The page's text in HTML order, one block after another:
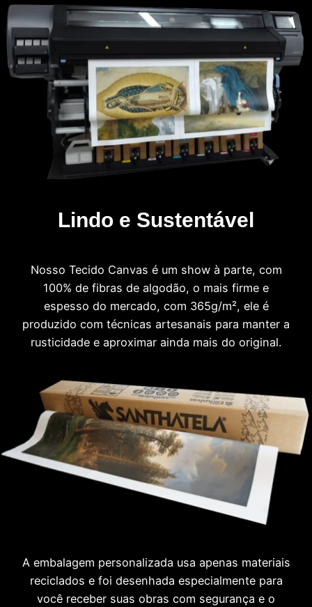
Lindo e Sustentável
Nosso Tecido Canvas é um show à parte, com
100% de fibras de algodão, o mais firme e
espesso do mercado, com 365g/m², ele é
produzido com técnicas artesanais para manter a
rusticidade e aproximar ainda mais do original.
A embalagem personalizada usa apenas materiais
reciclados e foi desenhada especialmente para
você receber suas obras com segurança e o